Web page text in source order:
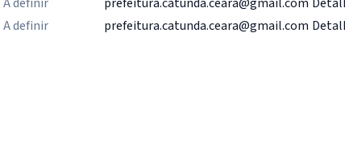
A definir prefeitura.catunda.ceara@gmail.com